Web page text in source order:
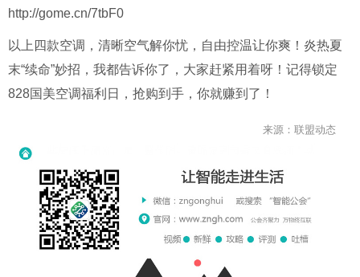
http://gome.cn/7tbF0
以上四款空调，清晰空气解你忧，自由控温让你爽！炎热夏
末“续命”妙招，我都告诉你了，大家赶紧用着呀！记得锁定
828国美空调福利日，抢购到手，你就赚到了！
来源：联盟动态